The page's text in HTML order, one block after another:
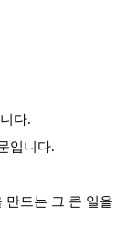
다.
입니다.
만드는 그 큰 일을